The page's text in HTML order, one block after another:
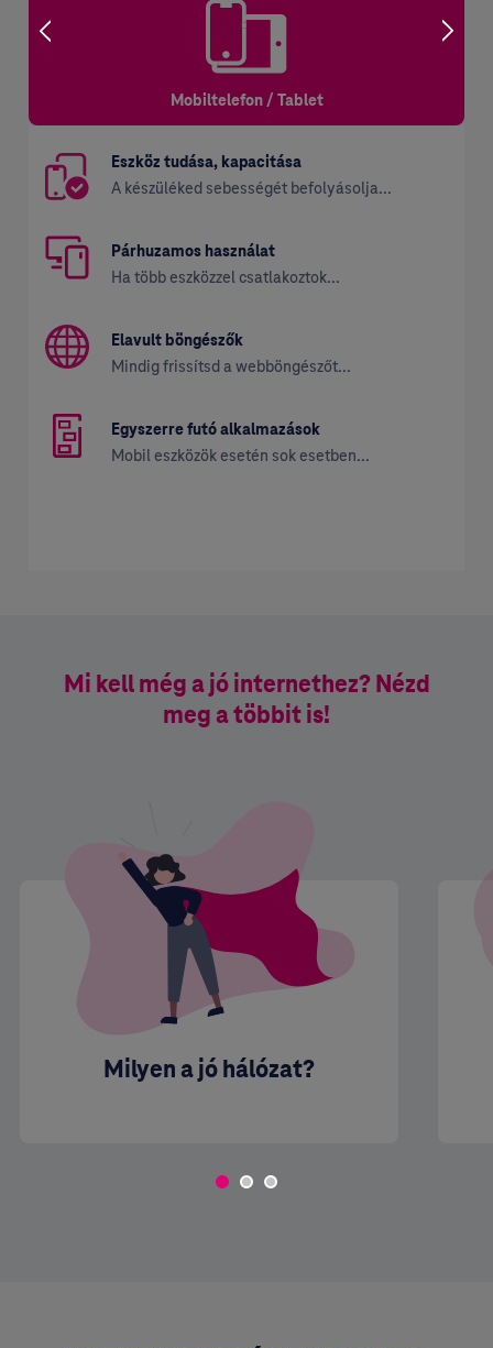
Mobiltelefon / Tablet
Eszköz tudása, kapacitása
A készüléked sebességét befolyásolja...
Párhuzamos használat
Ha több eszközzel csatlakoztok...
Elavult böngészők
Mindig frissítsd a webböngészőt...
Egyszerre futó alkalmazások
Mobil eszközök esetén sok esetben...
Eszköz tudása, kapacitása
Nem mindegy, hogy milyen eszköz...
Párhuzamos használat
Ha több eszközzel csatlakoztok...
Elavult böngészők
Mindig frissítsd a webböngészőt...
Egyszerre futó alkalmazások
Laptopok esetében is előfordul, hogy...
Eszköz tudása, kapacitása
Nem mindegy, hogy milyen eszköz...
Párhuzamos használat
Ha több eszközzel csatlakoztok...
Elavult böngészők
Mindig frissítsd a webböngészőt...
Egyszerre futó alkalmazások
Számítógépek esetében is előfordul...
Mi kell még a jó internethez? Nézd
meg a többit is!
Milyen a jó hálózat?